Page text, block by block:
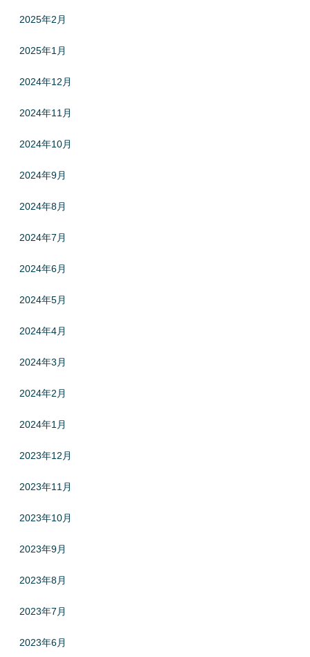
2025年2月
2025年1月
2024年12月
2024年11月
2024年10月
2024年9月
2024年8月
2024年7月
2024年6月
2024年5月
2024年4月
2024年3月
2024年2月
2024年1月
2023年12月
2023年11月
2023年10月
2023年9月
2023年8月
2023年7月
2023年6月